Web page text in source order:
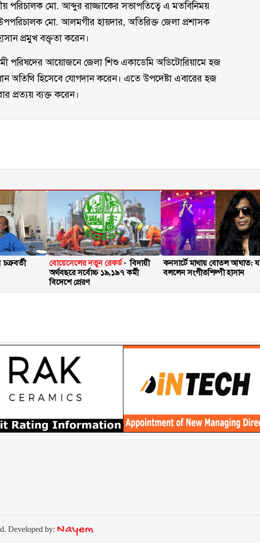
পরিচালক মো. আব্দুর রাজ্জাকের সভাপতিত্বে এ মতবিনিময়
মো. আলমগীর হায়দার, অতিরিক্ত জেলা প্রশাসক
প্রমুখ বক্তৃতা করেন।
পরিষদের আয়োজনে জেলা শিশু একাডেমি অডিটোরিয়ামে হজ
অতিথি হিসেবে যোগদান করেন। এতে উপদেষ্টা এবারের হজ
প্রত্যয় ব্যক্ত করেন।
বোয়েসেলের নতুন রেকর্ড
বিদায়ী
অর্থবছরে সর্বোচ্চ ১৯,১৯৭ কর্মী
বিদেশে প্রেরণ
কনসার্টে মাথায় বোতল আঘাত:
বললেন সংগীতশিল্পী হাসান
Developed by: Nayem